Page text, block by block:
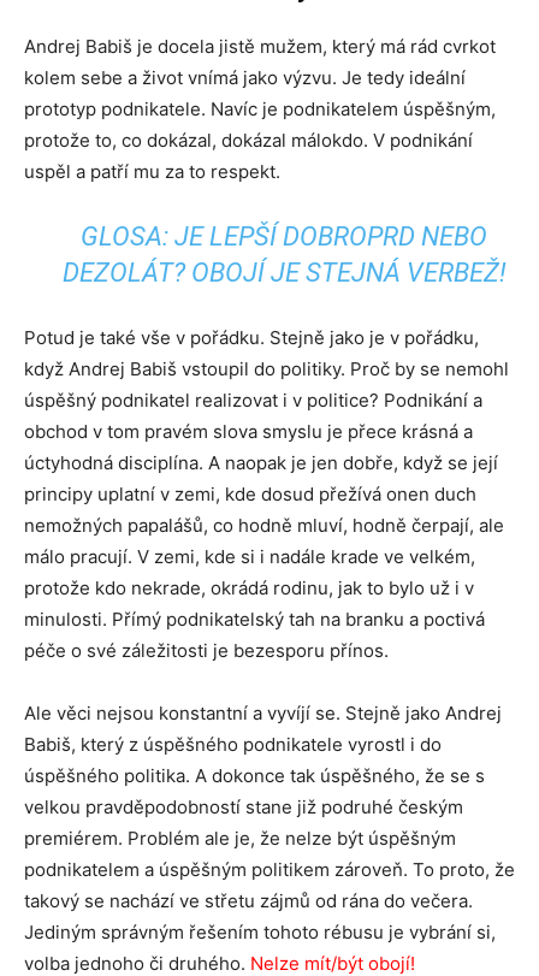
Andrej Babiš je docela jistě mužem, který má rád cvrkot
kolem sebe a život vnímá jako výzvu. Je tedy ideální
prototyp podnikatele. Navíc je podnikatelem úspěšným,
protože to, co dokázal, dokázal málokdo. V podnikání
uspěl a patří mu za to respekt.
GLOSA: JE LEPŠÍ DOBROPRD NEBO
DEZOLÁT? OBOJÍ JE STEJNÁ VERBEŽ!
Potud je také vše v pořádku. Stejně jako je v pořádku,
když Andrej Babiš vstoupil do politiky. Proč by se nemohl
úspěšný podnikatel realizovat i v politice? Podnikání a
obchod v tom pravém slova smyslu je přece krásná a
úctyhodná disciplína. A naopak je jen dobře, když se její
principy uplatní v zemi, kde dosud přežívá onen duch
nemožných papalášů, co hodně mluví, hodně čerpají, ale
málo pracují. V zemi, kde si i nadále krade ve velkém,
protože kdo nekrade, okrádá rodinu, jak to bylo už i v
minulosti. Přímý podnikatelský tah na branku a poctivá
péče o své záležitosti je bezesporu přínos.
Ale věci nejsou konstantní a vyvíjí se. Stejně jako Andrej
Babiš, který z úspěšného podnikatele vyrostl i do
úspěšného politika. A dokonce tak úspěšného, že se s
velkou pravděpodobností stane již podruhé českým
premiérem. Problém ale je, že nelze být úspěšným
podnikatelem a úspěšným politikem zároveň. To proto, že
takový se nachází ve střetu zájmů od rána do večera.
Jediným správným řešením tohoto rébusu je vybrání si,
volba jednoho či druhého. Nelze mít/být obojí!